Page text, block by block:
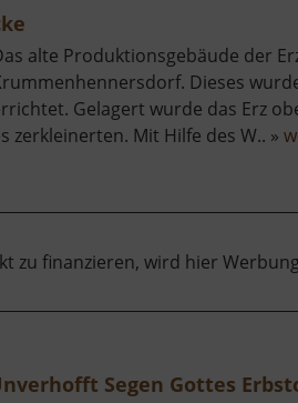
alte Produktionsgebäude der
Dieses
Gelagert wurde das Erz
zerkleinerten. Mit Hilfe des W.. »
zu finanzieren, wird hier
Segen Gottes